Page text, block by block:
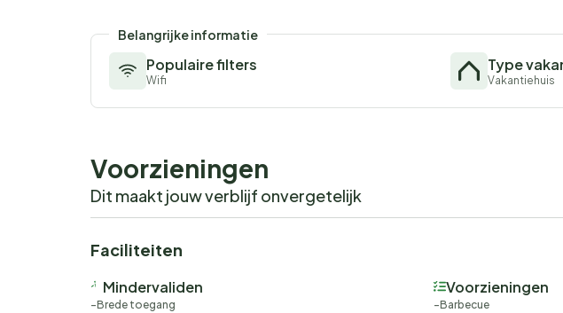
Belangrijke informatie
Populaire filters
Wifi
Type
Vakantiehuis
Voorzieningen
Dit maakt jouw verblijf onvergetelijk
Faciliteiten
Mindervaliden
Brede toegang
Voorzieningen
Barbecue